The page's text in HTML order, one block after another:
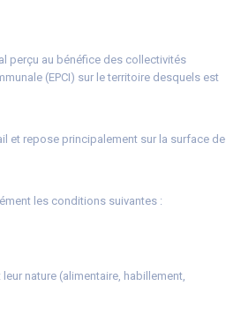
perçu au bénéfice des collectivités
(EPCI) sur le territoire desquels est
et repose principalement sur la surface de
les conditions suivantes :
nature (alimentaire, habillement,